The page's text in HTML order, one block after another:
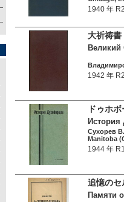
1940 年
大祈祷
1942 年
ドゥホ
История
Сухорев
Manitoba
1944 年
追憶のセ
Памяти